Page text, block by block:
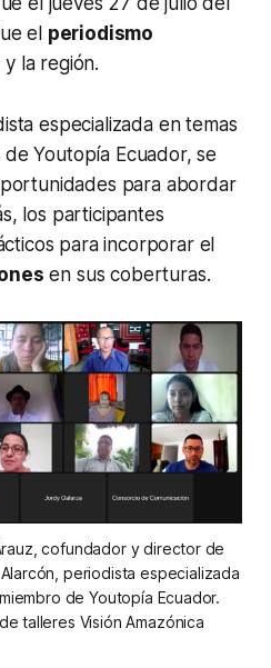
el periodismo
la región.
especializada en temas
Youtopía Ecuador, se
para abordar
los participantes
para incorporar el
en sus coberturas.
cofundador y director de
periodista especializada
de Youtopía Ecuador.
talleres Visión Amazónica